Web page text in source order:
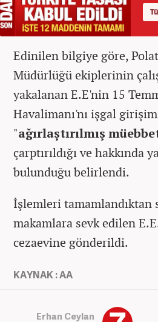
Edinilen bilgiye göre,
Müdürlüğü ekiplerinin
yakalanan E.E'nin 15
Havalimanı'nı işgal
"ağırlaştırılmış
çarptırıldığı ve hakkında
bulunduğu belirlendi.
İşlemleri tamamlandıktan
makamlara sevk edilen
cezaevine gönderildi.
KAYNAK : AA
Erhan Ceylan